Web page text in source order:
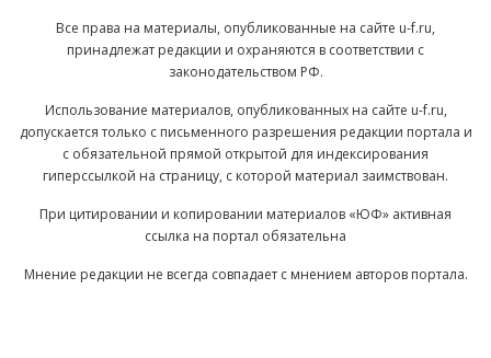
Все права на материалы, опубликованные на сайте u-f.ru,
принадлежат редакции и охраняются в соответствии с
законодательством РФ.
Использование материалов, опубликованных на сайте u-f.ru,
допускается только с письменного разрешения редакции портала и
с обязательной прямой открытой для индексирования
гиперссылкой на страницу, с которой материал заимствован.
При цитировании и копировании материалов «ЮФ» активная
ссылка на портал обязательна
Мнение редакции не всегда совпадает с мнением авторов портала.